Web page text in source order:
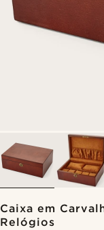
Caixa em
Relógios